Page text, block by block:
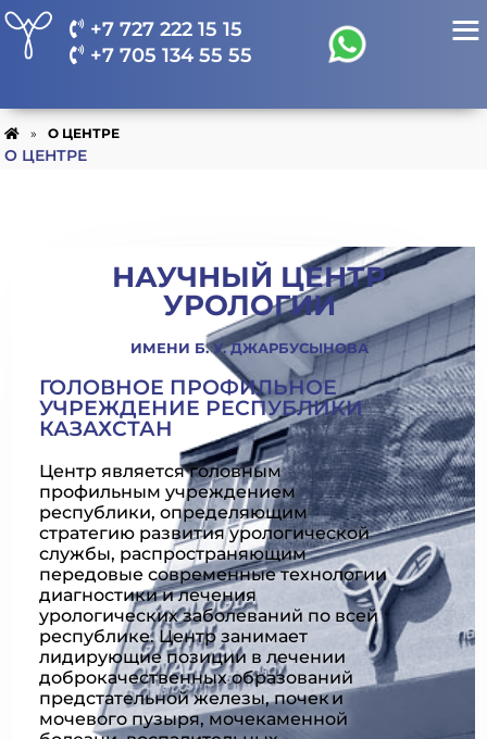
+7 727 222 15 15
+7 705 134 55 55
» О ЦЕНТРЕ
О ЦЕНТРЕ
НАУЧНЫЙ ЦЕНТР
УРОЛОГИИ
ИМЕНИ Б. У. ДЖАРБУСЫНОВА
ГОЛОВНОЕ ПРОФИЛЬНОЕ
УЧРЕЖДЕНИЕ РЕСПУБЛИКИ
КАЗАХСТАН
Центр является головным
профильным учреждением
республики, определяющим
стратегию развития урологической
службы, распространяющим
передовые современные технологии
диагностики и лечения
урологических заболеваний по всей
республике. Центр занимает
лидирующие позиции в лечении
доброкачественных образований
предстательной железы, почек и
мочевого пузыря, мочекаменной